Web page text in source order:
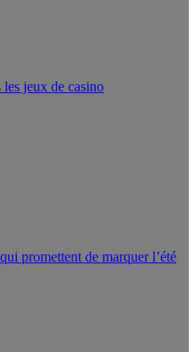
les jeux de casino
promettent de marquer l’été